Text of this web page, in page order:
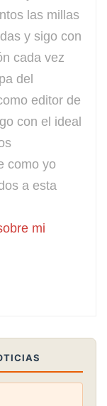
las millas
y sigo con
cada vez
del
editor de
con el ideal
como yo
a esta
mi